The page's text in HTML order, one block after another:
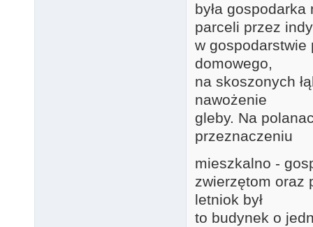
była
parceli przez
w gospodarstwie
domowego,
na skoszonych
nawożenie
gleby. Na
przeznaczeniu
mieszkalno -
zwierzętom oraz
letniok był
to budynek o